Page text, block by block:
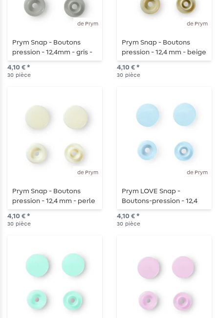
de Prym
Prym Snap - Boutons
pression - 12,4mm - gris -
30 pièces
4,10 € *
30 pièce
de Prym
Prym Snap - Boutons
pression - 12,4 mm - beige
- 30 pièces
4,10 € *
30 pièce
de Prym
Prym Snap - Boutons
pression - 12,4 mm - perle
- 30 pièces
4,10 € *
30 pièce
de Prym
Prym LOVE Snap -
Boutons-pression - 12,4
mm - bleu clair - 30
pièces
4,10 € *
30 pièce